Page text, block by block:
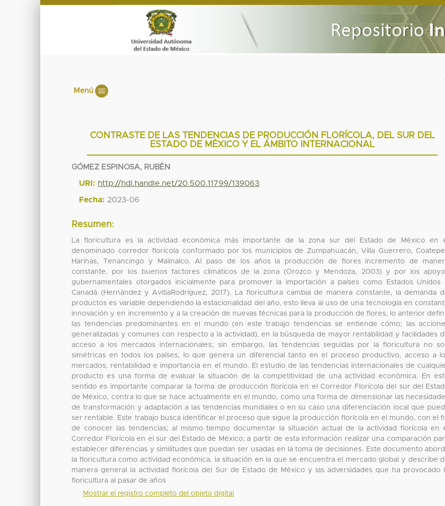
Menú
CONTRASTE DE LAS TENDENCIAS DE PRODUCCIÓN FLORÍCOLA, DEL SUR DEL
ESTADO DE MÉXICO Y EL ÁMBITO INTERNACIONAL
GÓMEZ ESPINOSA, RUBÉN
URI: http://hdl.handle.net/20.500.11799/139063
Fecha: 2023-06
Resumen:
La floricultura es la actividad económica más importante de la zona sur del Estado de México en
denominado corredor florícola conformado por los municipios de Zumpahuacán, Villa Guerrero,
Harinas, Tenancingo y Malinalco. Al paso de los años la producción de flores incremento de
constante, por los buenos factores climáticos de la zona (Orozco y Mendoza, 2003) y por los
gubernamentales otorgados inicialmente para promover la importación a países como Estados Unidos
Canadá (Hernández y AvitiaRodríguez, 2017). La floricultura cambia de manera constante, la demanda
productos es variable dependiendo la estacionalidad del año, esto lleva al uso de una tecnología en
innovación y en incremento y a la creación de nuevas técnicas para la producción de flores, lo anterior
las tendencias predominantes en el mundo (en este trabajo tendencias se entiende cómo; las
generalizadas y comunes con respecto a la actividad), en la búsqueda de mayor rentabilidad y facilidades
acceso a los mercados internacionales; sin embargo, las tendencias seguidas por la floricultura no
simétricas en todos los países, lo que genera un diferencial tanto en el proceso productivo, acceso a
mercados, rentabilidad e importancia en el mundo. El estudio de las tendencias internacionales de
producto es una forma de evaluar la situación de la competitividad de una actividad económica. En
sentido es importante comparar la forma de producción florícola en el Corredor Florícola del sur del
de México, contra lo que se hace actualmente en el mundo, como una forma de dimensionar las
de transformación y adaptación a las tendencias mundiales o en su caso una diferenciación local que
ser rentable. Este trabajo busca identificar el proceso que sigue la producción florícola en el mundo, con el
de conocer las tendencias; al mismo tiempo documentar la situación actual de la actividad florícola en
Corredor Florícola en el sur del Estado de México; a partir de esta información realizar una comparación
establecer diferencias y similitudes que puedan ser usadas en la toma de decisiones. Este documento
la floricultura como actividad económica, la situación en la que se encuentra el mercado global y describe
manera general la actividad florícola del Sur de Estado de México y las adversidades que ha provocado
floricultura al pasar de años
Mostrar el registro completo del objeto digital